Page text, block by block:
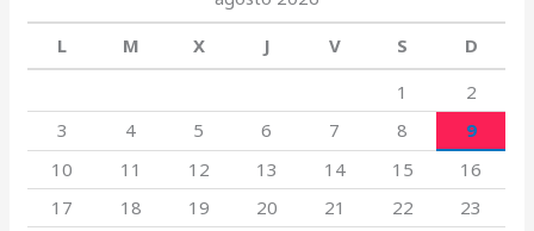
L
M X J V S
D
1
2
3
4 5 6 7 8
9
10
11 12 13 14 15
16
17
18 19 20 21 22
23